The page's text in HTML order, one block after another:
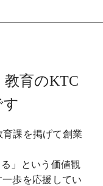
育のKTC
す
課を掲げて創業
」という価値観
歩を応援してい